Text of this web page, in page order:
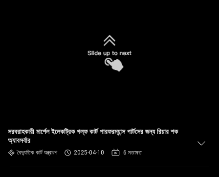
সরবরাহকারী মার্শেল ইলেকট্রিক গল্ফ কার্ট পারফরম্যান্স পার্টসের জন্য রিয়ার শক
অ্যাবসর্বার
বৈদ্যুতিক কার্ট যন্ত্রাংশ 2025-04-10 6 মতামত